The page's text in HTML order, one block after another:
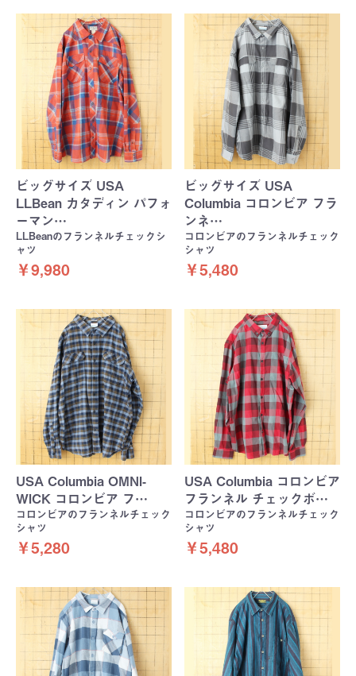
ビッグサイズ USA
LLBean カタディン パフォ
ーマン…
LLBeanのフランネルチェックシ
ャツ
￥9,980
ビッグサイズ USA
Columbia コロンビア フラ
ンネ…
コロンビアのフランネルチェック
シャツ
￥5,480
USA Columbia OMNI-
WICK コロンビア フ…
コロンビアのフランネルチェック
シャツ
￥5,280
USA Columbia コロンビア
フランネル チェックボ…
コロンビアのフランネルチェック
シャツ
￥5,480